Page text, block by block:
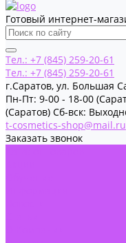
Готовый интернет-
Тел.: +7 (845) 259-20-61
Тел.: +7 (845) 259-20-61
г.Саратов, ул. Большая
Пн-Пт: 9-00 - 18-00
(Саратов) Сб-вск:
t-cosmetics-shop@mail.ru
Заказать звонок